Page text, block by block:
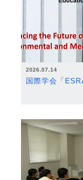
2026.07.14
国際学会「